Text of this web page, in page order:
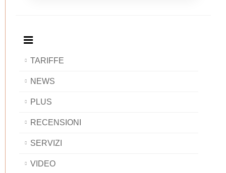
TARIFFE
NEWS
PLUS
RECENSIONI
SERVIZI
VIDEO